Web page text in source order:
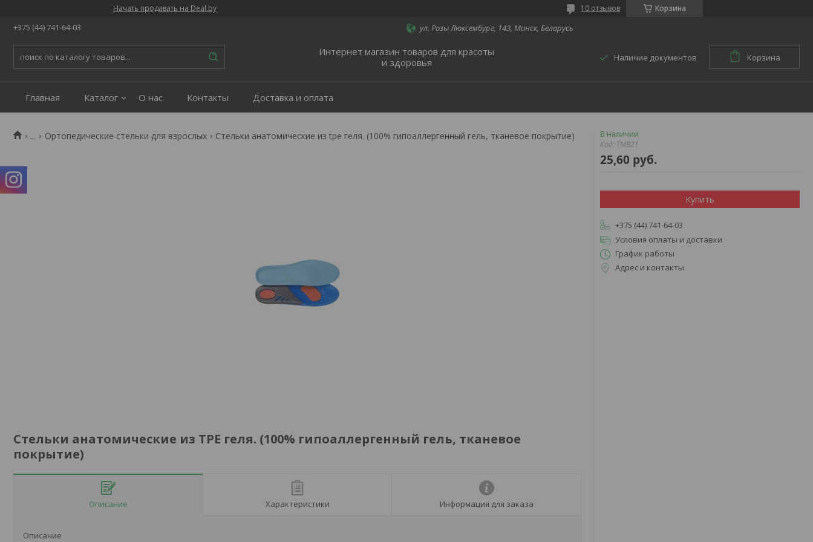
Начать продавать на Deal.by Корзина
10 отзывов
+375 (44) 741-64-03 ул. Розы Люксембург, 143, Минск, Беларусь
Интернет магазин товаров для красоты
и здоровья
Наличие документов Корзина
Главная Каталог О нас Контакты Доставка и оплата
... Ортопедические стельки для взрослых Стельки анатомические из tpe геля. (100% гипоаллергенный гель, тканевое покрытие)
Стельки анатомические из TPE геля. (100% гипоаллергенный гель, тканевое
покрытие)
Описание Характеристики Информация для заказа
Описание
В наличии
Код: TMB21
25,60 руб.
Купить
+375 (44) 741-64-03
Условия оплаты и доставки
График работы
Адрес и контакты